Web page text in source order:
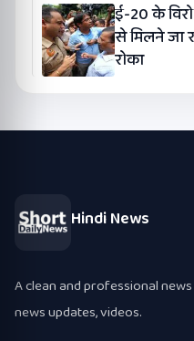
ई-20 के
से मिलने जा
रोका
Hindi News
A clean and professional
news updates, videos.